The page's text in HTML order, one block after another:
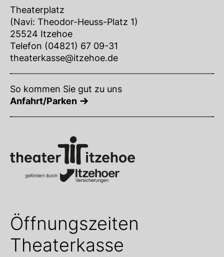
Theaterplatz
(Navi: Theodor-Heuss-Platz 1)
25524 Itzehoe
Telefon (04821) 67 09-31
theaterkasse@itzehoe.de
So kommen Sie gut zu uns
Anfahrt/Parken
Öffnungszeiten
Theaterkasse